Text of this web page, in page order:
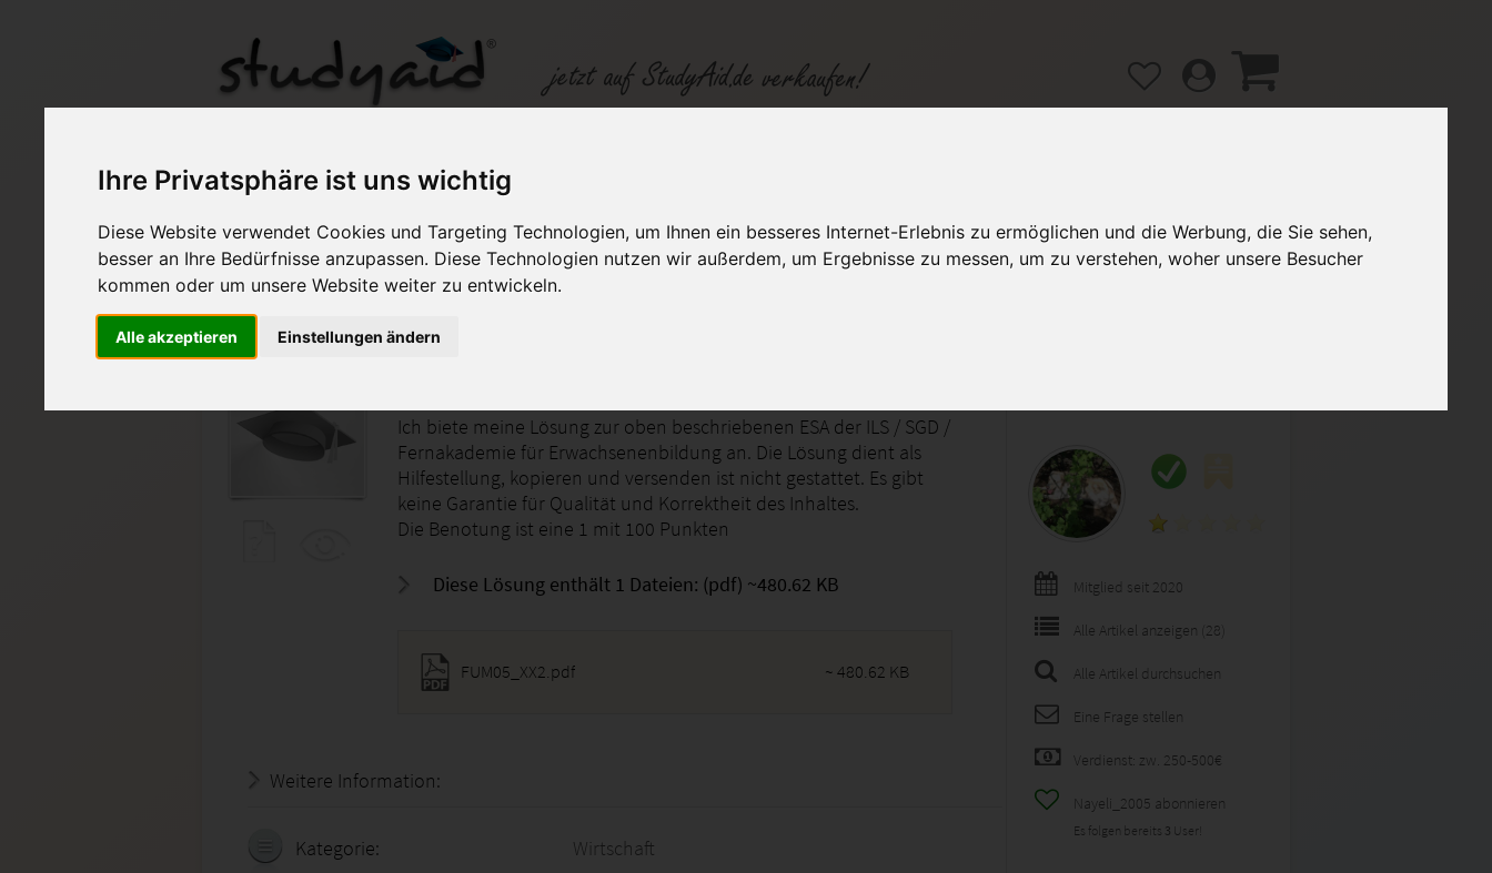
Ihre Privatsphäre ist uns wichtig
Diese Website verwendet Cookies und Targeting Technologien, um Ihnen ein besseres Internet-Erlebnis zu ermöglichen und die Werbung, die Sie sehen,
besser an Ihre Bedürfnisse anzupassen. Diese Technologien nutzen wir außerdem, um Ergebnisse zu messen, um zu verstehen, woher unsere Besucher
kommen oder um unsere Website weiter zu entwickeln.
Alle akzeptieren Einstellungen ändern
FUM05
Auf StudyAid.de verkaufen Kategorien Studiengänge / Lehrgänge Hilfe / FAQ
Ich biete meine Lösung zur oben beschriebenen ESA der ILS / SGD /
Fernakademie für Erwachsenenbildung an. Die Lösung dient als
Hilfestellung, kopieren und versenden ist nicht gestattet. Es gibt
keine Garantie für Qualität und Korrektheit des Inhaltes.
Die Benotung ist eine 1 mit 100 Punkten
Diese Lösung enthält 1 Dateien: (pdf) ~480.62 KB
FUM05_XX2.pdf ~ 480.62 KB
Weitere Information:
Kategorie: Wirtschaft
Mitglied seit 2020
Alle Artikel anzeigen (28)
Alle Artikel durchsuchen
Eine Frage stellen
Verdienst: zw. 250-500€
Nayeli_2005 abonnieren
Es folgen bereits 3 User!